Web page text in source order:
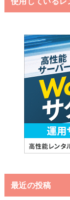
最近の投稿